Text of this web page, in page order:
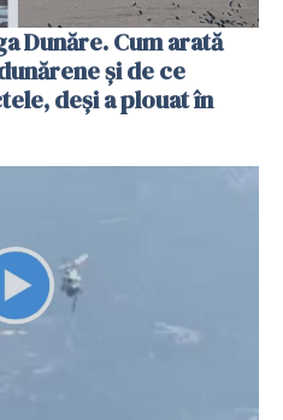
Dunăre. Cum arată
și de ce
deși a plouat în